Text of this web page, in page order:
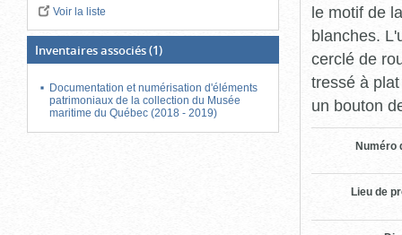
Voir la liste
Inventaires associés(1)
Documentation et numérisation d'éléments
patrimoniaux de la collection du Musée
maritime du Québec (2018 - 2019)
le motif de
blanches.
cerclé de
tressé à
un bouton
Numéro
Lieu de